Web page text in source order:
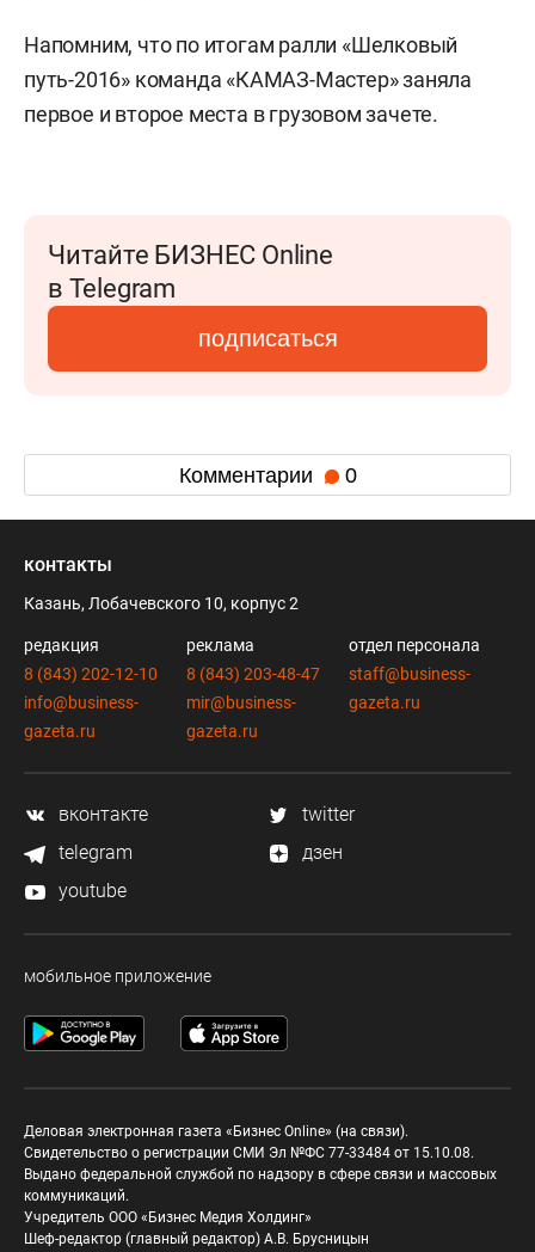
Напомним, что по итогам ралли «Шелковый
путь-2016» команда «КАМАЗ-Мастер» заняла
первое и второе места в грузовом зачете.
Читайте БИЗНЕС Online
в Telegram
подписаться
Комментарии 0
контакты
Казань, Лобачевского 10, корпус 2
редакция
8 (843) 202-12-10
info@business-
gazeta.ru
реклама
8 (843) 203-48-47
mir@business-
gazeta.ru
отдел персонала
staff@business-
gazeta.ru
вконтакте
twitter
telegram
дзен
youtube
мобильное приложение
Деловая электронная газета «Бизнес Online» (на связи).
Свидетельство о регистрации СМИ Эл №ФС 77-33484 от 15.10.08.
Выдано федеральной службой по надзору в сфере связи и массовых
коммуникаций.
Учредитель ООО «Бизнес Медия Холдинг»
Шеф-редактор (главный редактор) А.В. Брусницын